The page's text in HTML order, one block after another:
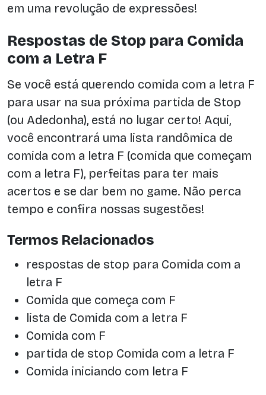
em uma revolução de expressões!
Respostas de Stop para Comida
com a Letra F
Se você está querendo comida com a letra F
para usar na sua próxima partida de Stop
(ou Adedonha), está no lugar certo! Aqui,
você encontrará uma lista randômica de
comida com a letra F (comida que começam
com a letra F), perfeitas para ter mais
acertos e se dar bem no game. Não perca
tempo e confira nossas sugestões!
Termos Relacionados
respostas de stop para Comida com a
letra F
Comida que começa com F
lista de Comida com a letra F
Comida com F
partida de stop Comida com a letra F
Comida iniciando com letra F